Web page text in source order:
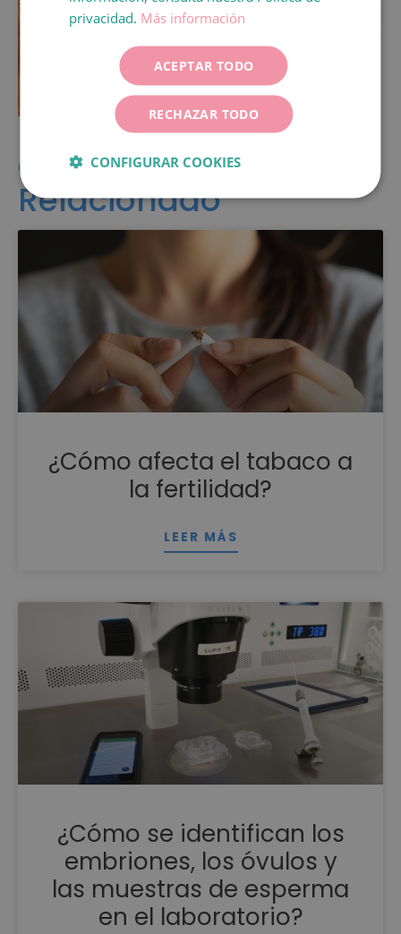
PREDIAGNÓSTICO ONLINE
PEDIR CITA
Contenido
Relacionado
¿Cómo afecta el tabaco a
la fertilidad?
LEER MÁS
¿Cómo se identifican los
embriones, los óvulos y
las muestras de esperma
en el laboratorio?
privacidad. Más información
ACEPTAR TODO
RECHAZAR TODO
CONFIGURAR COOKIES